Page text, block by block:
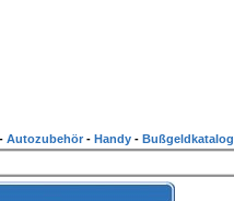
- Autozubehör - Handy - Bußgeldkatalog